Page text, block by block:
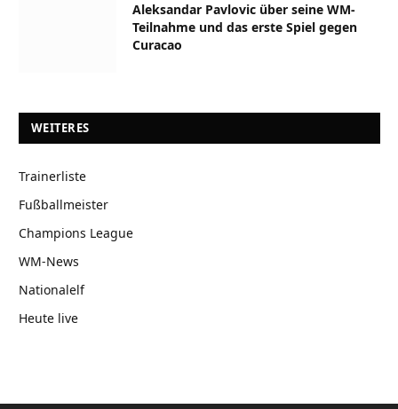
Aleksandar Pavlovic über seine WM-
Teilnahme und das erste Spiel gegen
Curacao
WEITERES
Trainerliste
Fußballmeister
Champions League
WM-News
Nationalelf
Heute live